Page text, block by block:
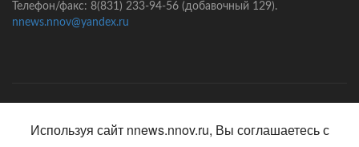
Телефон/факс: 8(831) 233-94-56 (добавочный 129).
nnews.nnov@yandex.ru
Используя сайт nnews.nnov.ru, Вы соглашаетесь с